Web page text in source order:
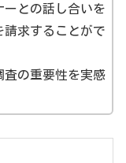
ーとの話し合いを
請求することがで
査の重要性を実感